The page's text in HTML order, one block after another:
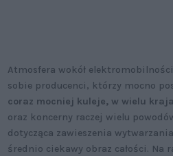
Atmosfera wokół
sobie producenci, którzy mocno
coraz mocniej kuleje, w wielu
oraz koncerny raczej wielu
dotycząca zawieszenia
średnio ciekawy obraz całości. Na